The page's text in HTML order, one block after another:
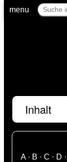
menu
Inhalt
A· B · C · D ·